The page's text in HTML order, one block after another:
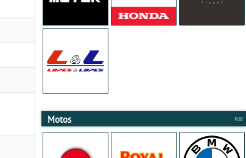
Motos